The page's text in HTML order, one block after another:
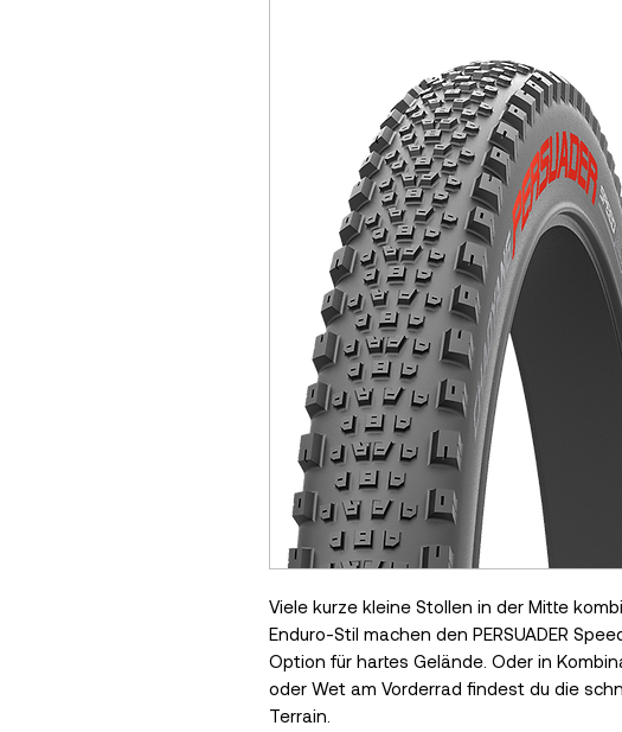
Viele kurze kleine Stollen in der Mitte
Enduro-Stil machen den PERSUADER
Option für hartes Gelände. Oder in
oder Wet am Vorderrad findest du die
Terrain.